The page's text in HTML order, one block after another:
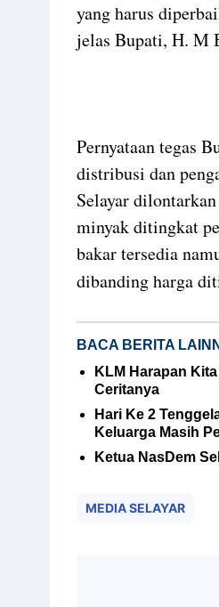
yang harus
jelas Bupati, H. M
Pernyataan tegas
distribusi dan
Selayar
minyak ditingkat
bakar tersedia
dibanding harga
BACA BERITA
KLM Harapan
Ceritanya
Hari Ke 2
Keluarga Masih
Ketua NasDem
MEDIA SELAYAR